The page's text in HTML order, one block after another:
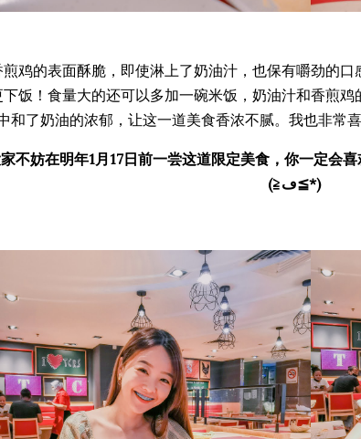
煎鸡的表面酥脆，即使淋上了奶油汁，也保有嚼劲的
下饭！食量大的还可以多加一碗米饭，奶油汁和香煎
和了奶油的浓郁，让这一道美食香浓不腻。我也非常
不妨在明年1月17日前一尝这道限定美食，你一定会
(≧ڡ≦*)